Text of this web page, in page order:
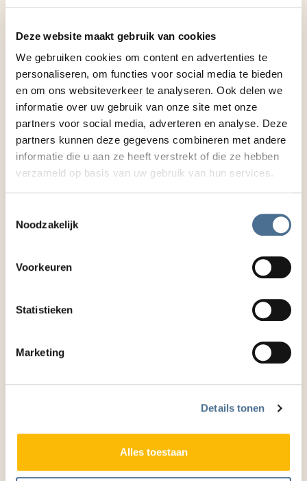
Deze website maakt gebruik van cookies
We gebruiken cookies om content en advertenties te
personaliseren, om functies voor social media te bieden
en om ons websiteverkeer te analyseren. Ook delen we
informatie over uw gebruik van onze site met onze
partners voor social media, adverteren en analyse. Deze
partners kunnen deze gegevens combineren met andere
informatie die u aan ze heeft verstrekt of die ze hebben
verzameld op basis van uw gebruik van hun services.
Noodzakelijk
Voorkeuren
Statistieken
Marketing
Details tonen
Alles toestaan
achtergrond in het bedrijfsleven. “Ik kijk ernaar uit
collega Rein. Er ligt een mooie en belangrijk
opgave waar het gaat om kwaliteit van leven. In
de afgelopen jaren heb ik in de jeugdzorg ervaren
hoe belangrijk het gewone leven is, mee mogen
doen, gezien worden, gelijkwaardig te zijn. En
om niet op te geven als het lastig is, vooral voor
mensen die in een kwetsbare positie zitten.
Waarden die passen bij “het hele leven telt”. Daar
zet ik me graag voor in”, aldus Mariette.
verheugd met de aanstelling van Rein en Mariette
toezicht heeft Rein leren kennen als een
energieke, inspirerende en verbindende man met
Mariette hebben we leren kennen als een vrouw
verbindend. We zijn ervan overtuigd dat beiden
met hun jarenlange ervaring in de zorg in staat
zullen zijn om aan de veranderopgave waar
op inspirerende wijze richting te geven.”